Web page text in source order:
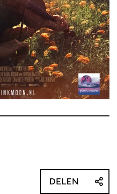
DELEN